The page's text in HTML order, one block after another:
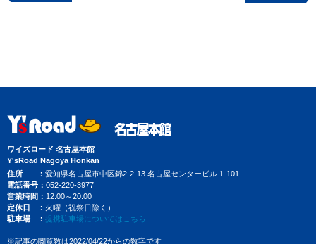
ワイズロード 名古屋本館
Y'sRoad Nagoya Honkan
住所
愛知県名古屋市中区錦2-2-13 名古屋センタービル 1-101
電話番号
052-220-3977
営業時間
12:00～20:00
定休日
火曜（祝祭日除く）
駐車場
提携駐車場についてはこちら
※記事の閲覧数は2022/04/22からの数字です